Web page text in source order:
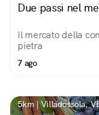
Due passi nel
Il mercato della
pietra
7 ago
5km | Villadossola,